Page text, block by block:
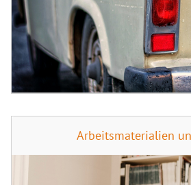
Arbeitsmaterialien